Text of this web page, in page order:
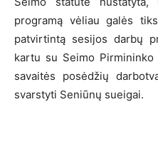
programą vėliau galės
patvirtintą sesijos darbų
kartu su Seimo Pirmininko
savaitės posėdžių
svarstyti Seniūnų sueigai.